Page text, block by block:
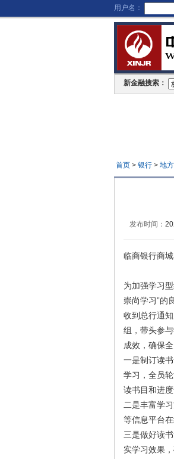
用户名：
新金融搜索：
首页> 银行> 地
发布时间：
临商银行商
为加强学习
崇尚学习”的
收到总行通
组，带头参
成效，确保
一是制订读
学习，全员
读书目和进
二是丰富学
等信息平台
三是做好读
实学习效果